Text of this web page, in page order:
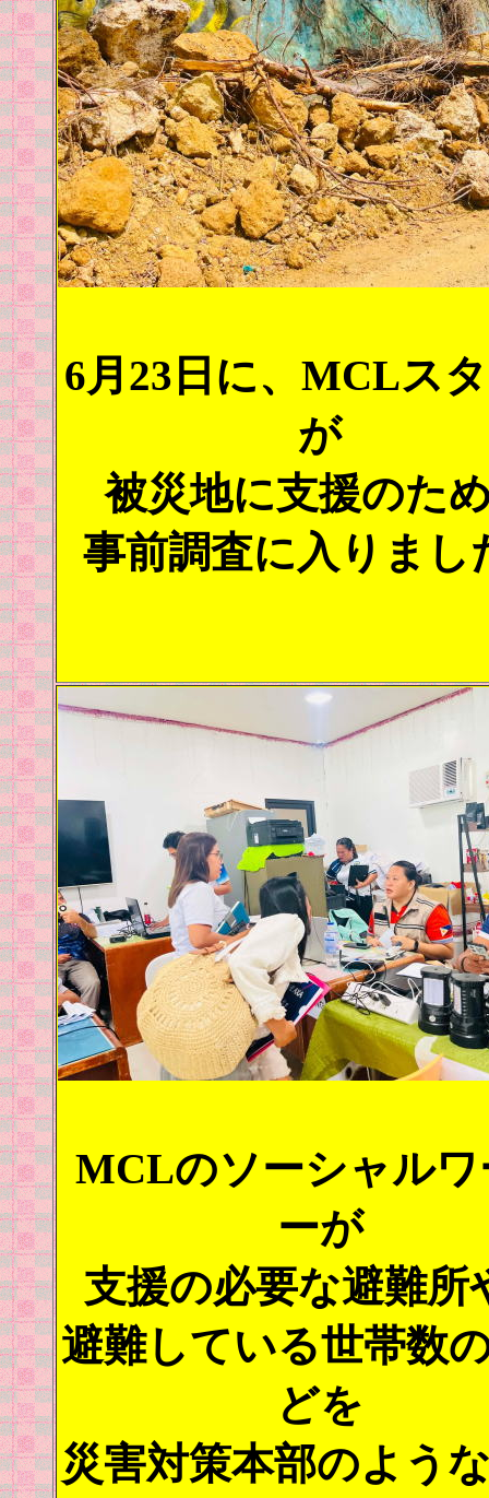
6月23日に、MCLス
が
被災地に支援のた
事前調査に入りまし
MCLのソーシャルワ
ーが
支援の必要な避難所
避難している世帯数
どを
災害対策本部のよう